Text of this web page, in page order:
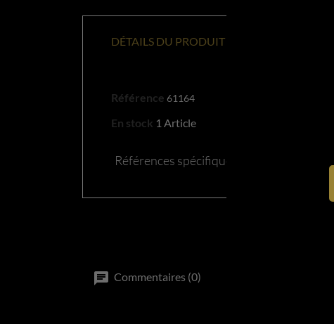
DÉTAILS DU PRODUIT
Référence 61164
En stock 1 Article
Références spécifiques
Commentaires (0)